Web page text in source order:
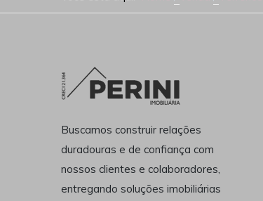
Buscamos construir relações
duradouras e de confiança com
nossos clientes e colaboradores,
entregando soluções imobiliárias